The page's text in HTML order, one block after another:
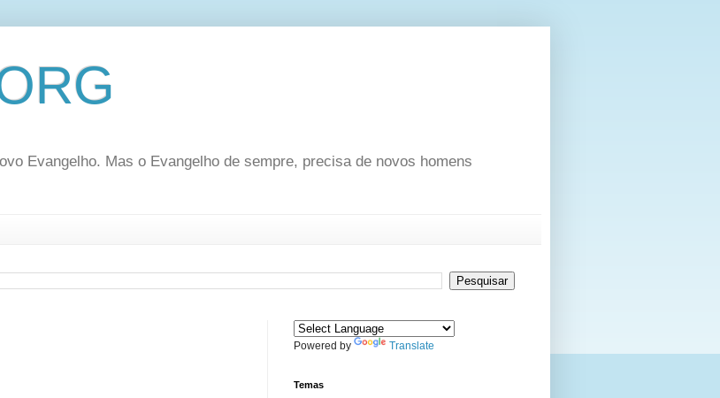
Evangelho. Mas o Evangelho de sempre, precisa de novos homens
Powered by Translate
Temas